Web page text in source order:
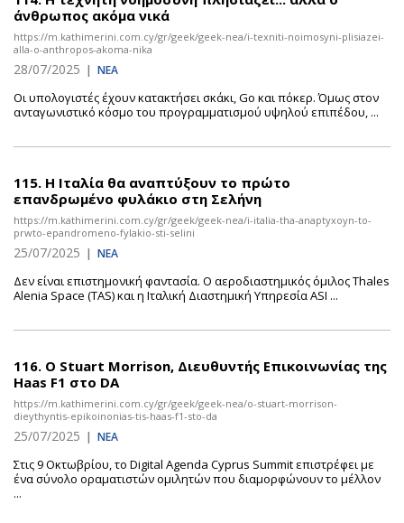
άνθρωπος ακόμα νικά
https://m.kathimerini.com.cy/gr/geek/geek-nea/i-texniti-noimosyni-plisiazei-
alla-o-anthropos-akoma-nika
28/07/2025 | ΝΕΑ
Οι υπολογιστές έχουν κατακτήσει σκάκι, Go και πόκερ. Όμως στον
ανταγωνιστικό κόσμο του προγραμματισμού υψηλού επιπέδου, ...
115. Η Ιταλία θα αναπτύξουν το πρώτο
επανδρωμένο φυλάκιο στη Σελήνη
https://m.kathimerini.com.cy/gr/geek/geek-nea/i-italia-tha-anaptyxoyn-to-
prwto-epandromeno-fylakio-sti-selini
25/07/2025 | ΝΕΑ
Δεν είναι επιστημονική φαντασία. Ο αεροδιαστημικός όμιλος Thales
Alenia Space (TAS) και η Ιταλική Διαστημική Υπηρεσία ASI ...
116. Ο Stuart Morrison, Διευθυντής Επικοινωνίας της
Haas F1 στο DA
https://m.kathimerini.com.cy/gr/geek/geek-nea/o-stuart-morrison-
dieythyntis-epikoinonias-tis-haas-f1-sto-da
25/07/2025 | ΝΕΑ
Στις 9 Οκτωβρίου, το Digital Agenda Cyprus Summit επιστρέφει με
ένα σύνολο οραματιστών ομιλητών που διαμορφώνουν το μέλλον
...